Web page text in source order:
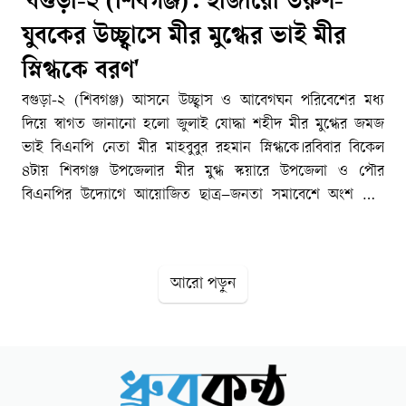
যুবকের উচ্ছ্বাসে মীর মুগ্ধের ভাই মীর
স্নিগ্ধকে বরণ'
বগুড়া-২ (শিবগঞ্জ) আসনে উচ্ছ্বাস ও আবেগঘন পরিবেশের মধ্য
দিয়ে স্বাগত জানানো হলো জুলাই যোদ্ধা শহীদ মীর মুগ্ধের জমজ
ভাই বিএনপি নেতা মীর মাহবুবুর রহমান স্নিগ্ধকে।রবিবার বিকেল
৪টায় শিবগঞ্জ উপজেলার মীর মুগ্ধ স্কয়ারে উপজেলা ও পৌর
বিএনপির উদ্যোগে আয়োজিত ছাত্র–জনতা সমাবেশে অংশ নেন
সমাবেশে সভাপতিত্ব করেন বগুড়া-২ (শিবগঞ্জ) আসনের বিএনপি
সুযোগ পাওয়ায় নিজেকে গর্বিত মনে করছি। খুনী হাসিনা আমার
আরো পড়ুন